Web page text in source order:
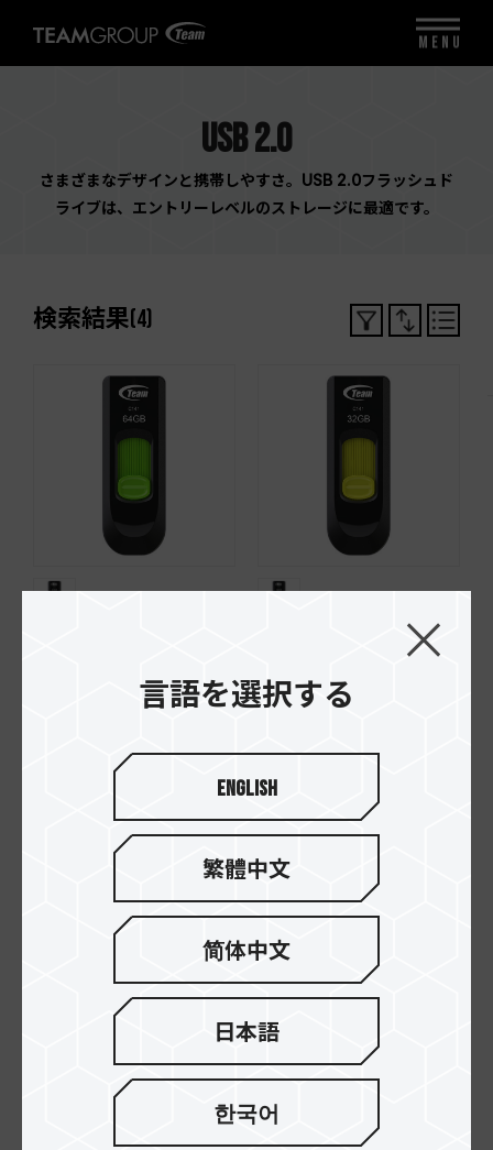
USB 2.0
さまざまなデザインと携帯しやすさ。USB 2.0フラッシュド
ライブは、エントリーレベルのストレージに最適です。
検索結果(4)
DRIVE GREEN
C141 USB 2.0 FLASH
DRIVE YELLOW
C141 USB 2.0 FLASH
C141 USB 2.0 FLASH
DRIVE RED
言語を選択する
English
繁體中文
简体中文
日本語
한국어
MENU